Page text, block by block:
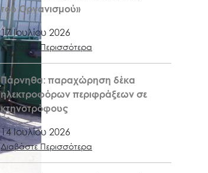
του Οργανισμού»
17 Ιουλίου 2026
Διαβάστε Περισσότερα
Πάρνηθα: παραχώρηση δέκα
ηλεκτροφόρων περιφράξεων σε
κτηνοτρόφους
14 Ιουλίου 2026
Διαβάστε Περισσότερα